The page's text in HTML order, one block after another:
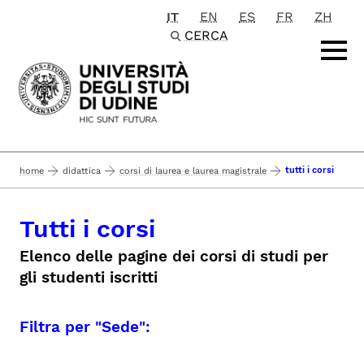
Passa al contenuto principale
IT EN ES FR
ZH
CERCA
home didattica corsi di laurea e laurea magistrale tutti i corsi
Tutti i corsi
Elenco delle pagine dei corsi di studi per
gli studenti iscritti
Filtra per "Sede":